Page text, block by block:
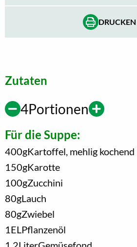
DRUCKEN
Zutaten
4Portionen
Für die Suppe:
400gKartoffel, mehlig kochend
150gKarotte
100gZucchini
80gLauch
80gZwiebel
1 EL Pflanzenöl